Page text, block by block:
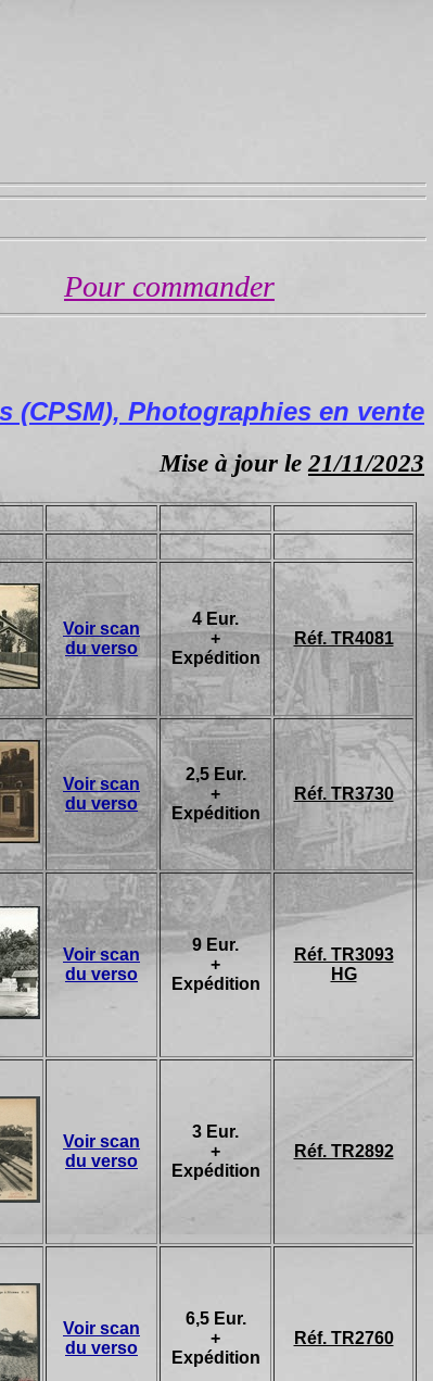
Pour commander
(CPSM), Photographies en vente
Mise à jour le 21/11/2023
Voir scan
du verso
4 Eur.
+
Expédition
Réf. TR4081
Voir scan
du verso
2,5 Eur.
+
Expédition
Réf. TR3730
Voir scan
du verso
9 Eur.
+
Expédition
Réf. TR3093
HG
Voir scan
du verso
3 Eur.
+
Expédition
Réf. TR2892
Voir scan
du verso
6,5 Eur.
+
Expédition
Réf. TR2760